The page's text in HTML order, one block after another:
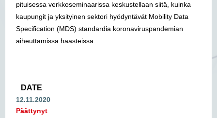
pituisessa verkkoseminaarissa keskustellaan siitä, kuinka
kaupungit ja yksityinen sektori hyödyntävät Mobility Data
Specification (MDS) standardia koronaviruspandemian
aiheuttamissa haasteissa.
DATE
12.11.2020
Päättynyt